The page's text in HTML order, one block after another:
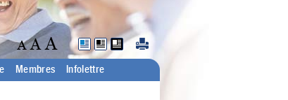
Membres Infolettre